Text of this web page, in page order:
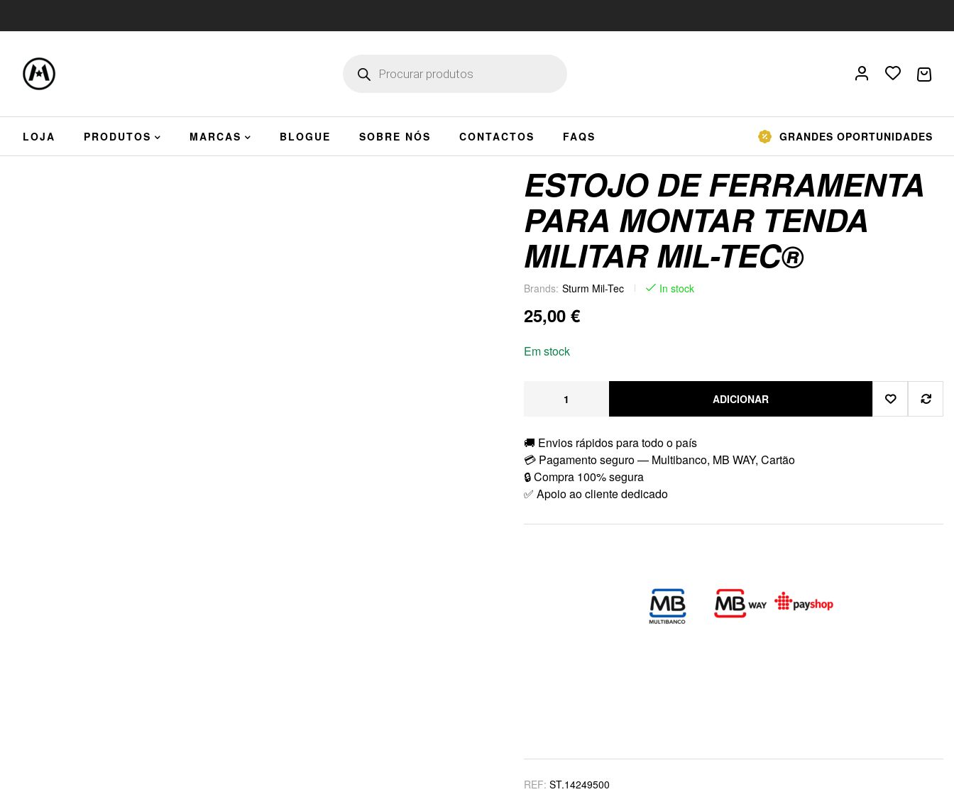
LOJA PRODUTOS MARCAS BLOGUE SOBRE NÓS CONTACTOS FAQS GRANDES OPORTUNIDADES
ESTOJO DE FERRAMENTA
PARA MONTAR TENDA
MILITAR MIL-TEC®
Brands: Sturm Mil-Tec In stock
25,00 €
Em stock
ADICIONAR
🚚 Envios rápidos para todo o país
💳 Pagamento seguro — Multibanco, MB WAY, Cartão
🔒 Compra 100% segura
✅ Apoio ao cliente dedicado
REF: ST.14249500